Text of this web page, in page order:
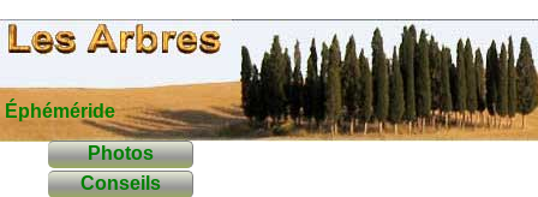
Éphéméride
Photos
Conseils